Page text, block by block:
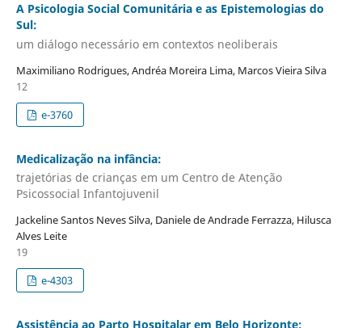
A Psicologia Social Comunitária e as Epistemologias do
Sul:
um diálogo necessário em contextos neoliberais
Maximiliano Rodrigues, Andréa Moreira Lima, Marcos Vieira Silva
12
e-3760
Medicalização na infância:
trajetórias de crianças em um Centro de Atenção
Psicossocial Infantojuvenil
Jackeline Santos Neves Silva, Daniele de Andrade Ferrazza, Hilusca
Alves Leite
19
e-4303
Assistência ao Parto Hospitalar em Belo Horizonte: